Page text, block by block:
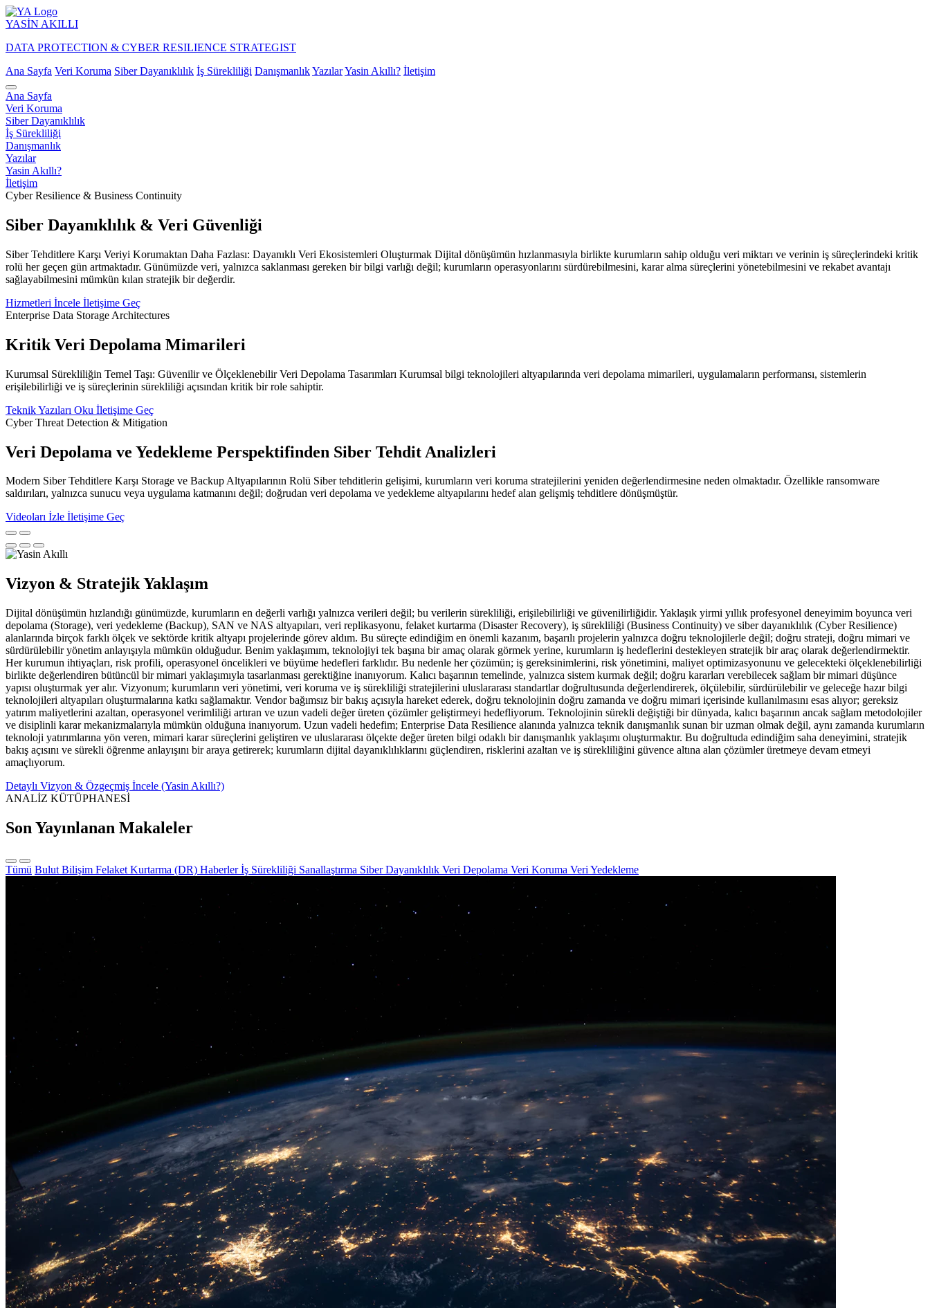
YASİN AKILLI
DATA PROTECTION & CYBER RESILIENCE STRATEGIST
Ana Sayfa Veri Koruma Siber Dayanıklılık İş Sürekliliği DanışmanlıkYazılarYasin Akıllı? İletişim
Ana Sayfa
Veri Koruma
Siber Dayanıklılık
İş Sürekliliği
Danışmanlık
Yazılar
Yasin Akıllı?
İletişim
Cyber Resilience & Business Continuity
Siber Dayanıklılık & Veri Güvenliği
Siber Tehditlere Karşı Veriyi Korumaktan Daha Fazlası: Dayanıklı Veri Ekosistemleri Oluşturmak Dijital dönüşümün hızlanmasıyla birlikte kurumların sahip olduğu veri miktarı ve verinin iş süreçlerindeki kritik
rolü her geçen gün artmaktadır. Günümüzde veri, yalnızca saklanması gereken bir bilgi varlığı değil; kurumların operasyonlarını sürdürebilmesini, karar alma süreçlerini yönetebilmesini ve rekabet avantajı
sağlayabilmesini mümkün kılan stratejik bir değerdir.
Hizmetleri İncele İletişime Geç
Enterprise Data Storage Architectures
Kritik Veri Depolama Mimarileri
Kurumsal Sürekliliğin Temel Taşı: Güvenilir ve Ölçeklenebilir Veri Depolama Tasarımları Kurumsal bilgi teknolojileri altyapılarında veri depolama mimarileri, uygulamaların performansı, sistemlerin
erişilebilirliği ve iş süreçlerinin sürekliliği açısından kritik bir role sahiptir.
Teknik Yazıları Oku İletişime Geç
Cyber Threat Detection & Mitigation
Veri Depolama ve Yedekleme Perspektifinden Siber Tehdit Analizleri
Modern Siber Tehditlere Karşı Storage ve Backup Altyapılarının Rolü Siber tehditlerin gelişimi, kurumların veri koruma stratejilerini yeniden değerlendirmesine neden olmaktadır. Özellikle ransomware
saldırıları, yalnızca sunucu veya uygulama katmanını değil; doğrudan veri depolama ve yedekleme altyapılarını hedef alan gelişmiş tehditlere dönüşmüştür.
Videoları İzle İletişime Geç
Vizyon & Stratejik Yaklaşım
Dijital dönüşümün hızlandığı günümüzde, kurumların en değerli varlığı yalnızca verileri değil; bu verilerin sürekliliği, erişilebilirliği ve güvenilirliğidir. Yaklaşık yirmi yıllık profesyonel deneyimim boyunca veri
depolama (Storage), veri yedekleme (Backup), SAN ve NAS altyapıları, veri replikasyonu, felaket kurtarma (Disaster Recovery), iş sürekliliği (Business Continuity) ve siber dayanıklılık (Cyber Resilience)
alanlarında birçok farklı ölçek ve sektörde kritik altyapı projelerinde görev aldım. Bu süreçte edindiğim en önemli kazanım, başarılı projelerin yalnızca doğru teknolojilerle değil; doğru strateji, doğru mimari ve
sürdürülebilir yönetim anlayışıyla mümkün olduğudur. Benim yaklaşımım, teknolojiyi tek başına bir amaç olarak görmek yerine, kurumların iş hedeflerini destekleyen stratejik bir araç olarak değerlendirmektir.
Her kurumun ihtiyaçları, risk profili, operasyonel öncelikleri ve büyüme hedefleri farklıdır. Bu nedenle her çözümün; iş gereksinimlerini, risk yönetimini, maliyet optimizasyonunu ve gelecekteki ölçeklenebilirliği
birlikte değerlendiren bütüncül bir mimari yaklaşımıyla tasarlanması gerektiğine inanıyorum. Kalıcı başarının temelinde, yalnızca sistem kurmak değil; doğru kararları verebilecek sağlam bir mimari düşünce
yapısı oluşturmak yer alır. Vizyonum; kurumların veri yönetimi, veri koruma ve iş sürekliliği stratejilerini uluslararası standartlar doğrultusunda değerlendirerek, ölçülebilir, sürdürülebilir ve geleceğe hazır bilgi
teknolojileri altyapıları oluşturmalarına katkı sağlamaktır. Vendor bağımsız bir bakış açısıyla hareket ederek, doğru teknolojinin doğru zamanda ve doğru mimari içerisinde kullanılmasını esas alıyor; gereksiz
yatırım maliyetlerini azaltan, operasyonel verimliliği artıran ve uzun vadeli değer üreten çözümler geliştirmeyi hedefliyorum. Teknolojinin sürekli değiştiği bir dünyada, kalıcı başarının ancak sağlam metodolojiler
ve disiplinli karar mekanizmalarıyla mümkün olduğuna inanıyorum. Uzun vadeli hedefim; Enterprise Data Resilience alanında yalnızca teknik danışmanlık sunan bir uzman olmak değil, aynı zamanda kurumların
teknoloji yatırımlarına yön veren, mimari karar süreçlerini geliştiren ve uluslararası ölçekte değer üreten bilgi odaklı bir danışmanlık yaklaşımı oluşturmaktır. Bu doğrultuda edindiğim saha deneyimini, stratejik
bakış açısını ve sürekli öğrenme anlayışını bir araya getirerek; kurumların dijital dayanıklılıklarını güçlendiren, risklerini azaltan ve iş sürekliliğini güvence altına alan çözümler üretmeye devam etmeyi
amaçlıyorum.
Detaylı Vizyon & Özgeçmiş İncele (Yasin Akıllı?)
ANALİZ KÜTÜPHANESİ
Son Yayınlanan Makaleler
Tümü Bulut Bilişim Felaket Kurtarma (DR) Haberlerİş Sürekliliği Sanallaştırma Siber Dayanıklılık Veri Depolama Veri Koruma Veri Yedekleme